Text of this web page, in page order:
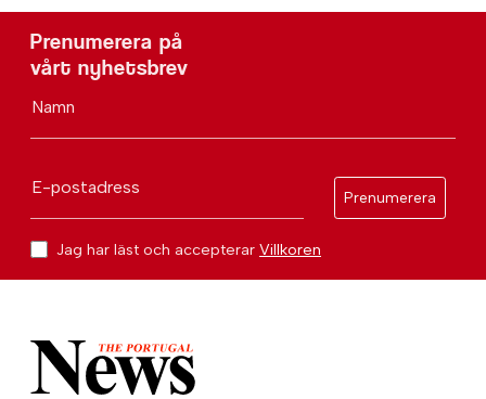
Prenumerera på
vårt nyhetsbrev
Namn
E-postadress
Prenumerera
Jag har läst och accepterar Villkoren